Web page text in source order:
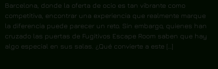
Barcelona, donde la oferta de ocio es tan vibrante como
competitiva, encontrar una experiencia que realmente marque
la diferencia puede parecer un reto. Sin embargo, quienes han
cruzado las puertas de Fugitivos Escape Room saben que hay
algo especial en sus salas. ¿Qué convierte a este […]